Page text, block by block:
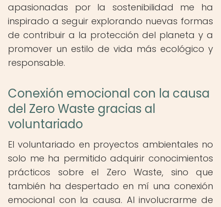
apasionadas por la sostenibilidad me ha
inspirado a seguir explorando nuevas formas
de contribuir a la protección del planeta y a
promover un estilo de vida más ecológico y
responsable.
Conexión emocional con la causa
del Zero Waste gracias al
voluntariado
El voluntariado en proyectos ambientales no
solo me ha permitido adquirir conocimientos
prácticos sobre el Zero Waste, sino que
también ha despertado en mí una conexión
emocional con la causa. Al involucrarme de